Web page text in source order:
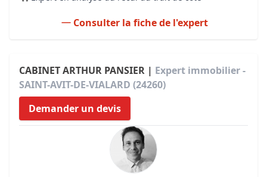
Consulter la fiche de l'expert
CABINET ARTHUR PANSIER | Expert immobilier -
SAINT-AVIT-DE-VIALARD (24260)
Demander un devis